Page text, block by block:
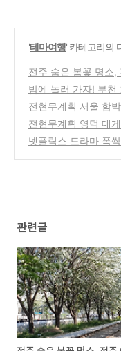
'테마여행' 카테고리의
전주 숨은 봄꽃 명소,
(0)
밤에 놀러 가자! 부천
개장 투어
(0)
전현무계획 서울 함
설 구이, 주물럭 맛집
전현무계획 영덕 대
리
(0)
넷플릭스 드라마 폭
관련글